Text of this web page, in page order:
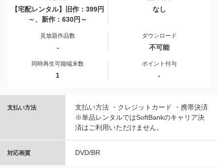
【宅配レンタル】旧作：399円
～、新作：630円～
なし
見放題作品数
-
ダウンロード
不可能
同時再生可能端末数
1
ポイント付与
-
支払い方法
支払い方法 ・クレジットカード ・携帯決済
※単品レンタルではSoftBankのキャリア決
済はご利用いただけません。
対応画質 DVD/BR